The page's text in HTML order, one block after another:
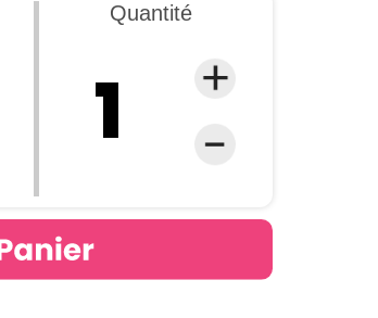
Quantité